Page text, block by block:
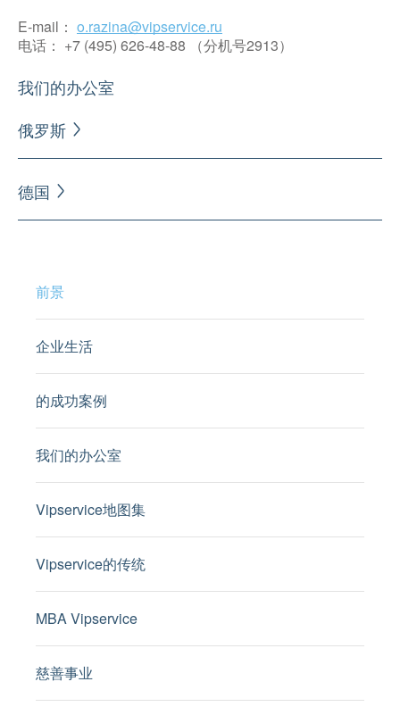
E-mail： o.razina@vipservice.ru
电话： +7 (495) 626-48-88 （分机号2913）
我们的办公室
俄罗斯
德国
前景
企业生活
的成功案例
我们的办公室
Vipservice地图集
Vipservice的传统
MBA Vipservice
慈善事业